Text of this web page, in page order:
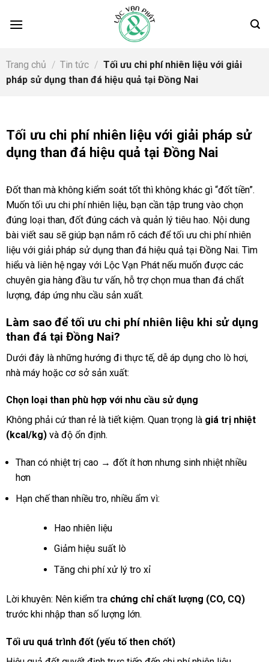
Trang chủ / Tin tức / Tối ưu chi phí nhiên liệu với giải
pháp sử dụng than đá hiệu quả tại Đồng Nai
Tối ưu chi phí nhiên liệu với giải pháp sử
dụng than đá hiệu quả tại Đồng Nai
Đốt than mà không kiểm soát tốt thì không khác gì “đốt tiền”.
Muốn tối ưu chi phí nhiên liệu, bạn cần tập trung vào chọn
đúng loại than, đốt đúng cách và quản lý tiêu hao. Nội dung
bài viết sau sẽ giúp bạn nắm rõ cách để tối ưu chi phí nhiên
liệu với giải pháp sử dụng than đá hiệu quả tại Đồng Nai. Tìm
hiểu và liên hệ ngay với Lộc Vạn Phát nếu muốn được các
chuyên gia hàng đầu tư vấn, hỗ trợ chọn mua than đá chất
lượng, đáp ứng nhu cầu sản xuất.
Làm sao để tối ưu chi phí nhiên liệu khi sử dụng
than đá tại Đồng Nai?
Dưới đây là những hướng đi thực tế, dễ áp dụng cho lò hơi,
nhà máy hoặc cơ sở sản xuất:
Chọn loại than phù hợp với nhu cầu sử dụng
Không phải cứ than rẻ là tiết kiệm. Quan trọng là giá trị nhiệt
(kcal/kg)và độ ổn định.
Than có nhiệt trị cao → đốt ít hơn nhưng sinh nhiệt nhiều
hơn
Hạn chế than nhiều tro, nhiều ẩm vì:
Hao nhiên liệu
Giảm hiệu suất lò
Tăng chi phí xử lý tro xỉ
Lời khuyên: Nên kiểm tra chứng chỉ chất lượng (CO, CQ)
trước khi nhập than số lượng lớn.
Tối ưu quá trình đốt (yếu tố then chốt)